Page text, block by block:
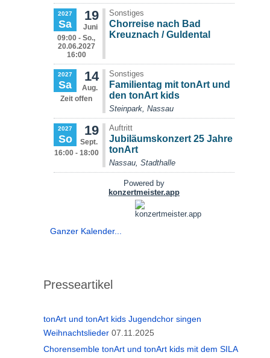
Ganzer Kalender...
Presseartikel
tonArt und tonArt kids Jugendchor singen
Weihnachtslieder 07.11.2025
Chorensemble tonArt und tonArt kids mit dem SILA